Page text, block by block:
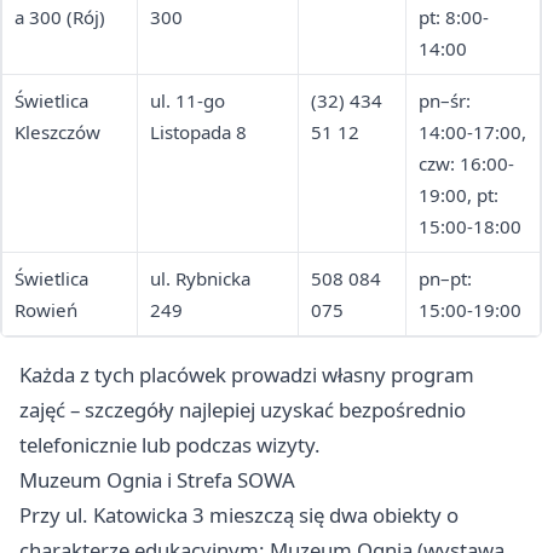
a 300 (Rój)
300
pt: 8:00-
14:00
Świetlica
Kleszczów
ul. 11-go
Listopada 8
(32) 434
51 12
pn–śr:
14:00-17:00,
czw: 16:00-
19:00, pt:
15:00-18:00
Świetlica
Rowień
ul. Rybnicka
249
508 084
075
pn–pt:
15:00-19:00
Każda z tych placówek prowadzi własny program
zajęć – szczegóły najlepiej uzyskać bezpośrednio
telefonicznie lub podczas wizyty.
Muzeum Ognia i Strefa SOWA
Przy ul. Katowicka 3 mieszczą się dwa obiekty o